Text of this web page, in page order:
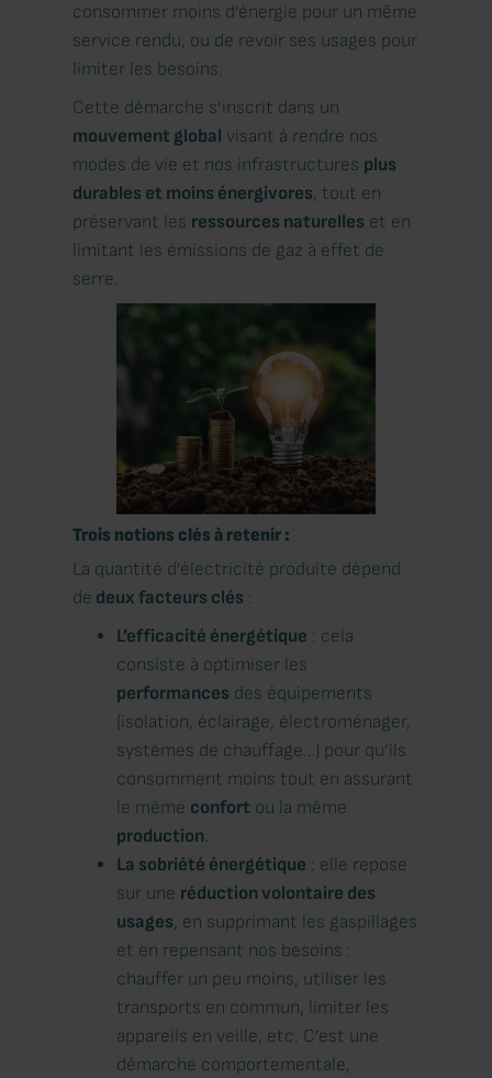
consommer moins d’énergie pour un même
service rendu, ou de revoir ses usages pour
limiter les besoins.
Cette démarche s’inscrit dans un
mouvement global visant à rendre nos
modes de vie et nos infrastructures plus
durables et moins énergivores, tout en
préservant les ressources naturelles et en
limitant les émissions de gaz à effet de
serre.
Trois notions clés à retenir :
La quantité d’électricité produite dépend
de deux facteurs clés :
L’efficacité énergétique : cela
consiste à optimiser les
performances des équipements
(isolation, éclairage, électroménager,
systèmes de chauffage…) pour qu’ils
consomment moins tout en assurant
le même confort ou la même
production.
La sobriété énergétique : elle repose
sur une réduction volontaire des
usages, en supprimant les gaspillages
et en repensant nos besoins :
chauffer un peu moins, utiliser les
transports en commun, limiter les
appareils en veille, etc. C’est une
démarche comportementale,